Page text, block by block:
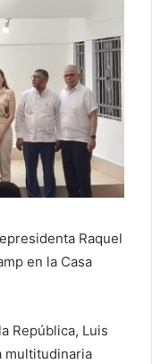
Raquel
en la Casa
República, Luis
multitudinaria